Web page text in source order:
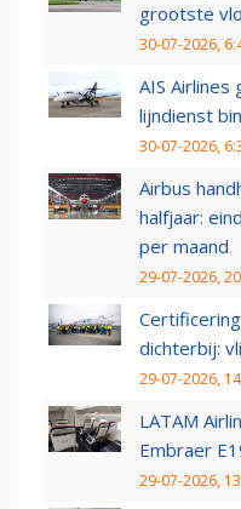
grootste
30-07-2026,
AIS
lijndienst
30-07-2026,
Airbus
halfjaar:
per maand
29-07-2026,
dichterbij:
29-07-2026,
LATAM
Embraer
29-07-2026,